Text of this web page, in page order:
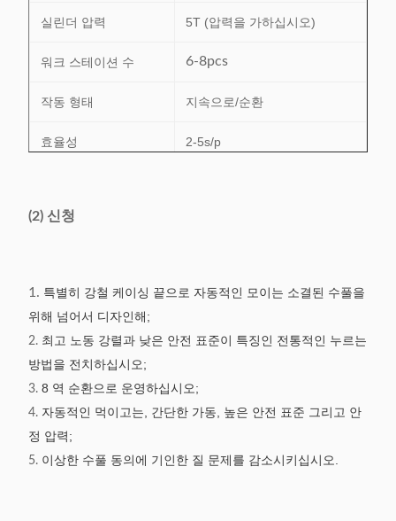
실린더 압력 5T (압력을 가하십시오)
워크 스테이션 수 6-8pcs
작동 형태 지속으로/순환
효율성 2-5s/p
전력 공급
차원
(L) 720× (W) 600× (H)
(2) 신청
1. 특별히 강철 케이싱 끝으로 자동적인 모이는 소결된 수풀을
위해 넘어서 디자인해;
2. 최고 노동 강렬과 낮은 안전 표준이 특징인 전통적인 누르는
방법을 전치하십시오;
3. 8 역 순환으로 운영하십시오;
4. 자동적인 먹이고는, 간단한 가동, 높은 안전 표준 그리고 안
정 압력;
5. 이상한 수풀 동의에 기인한 질 문제를 감소시키십시오.